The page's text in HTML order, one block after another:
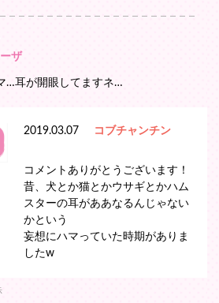
ザ
…耳が開眼してますネ…
2019.03.07 コブチャンチン
コメントありがとうございます！
昔、犬とか猫とかウサギとかハム
スターの耳がああなるんじゃない
かという
妄想にハマっていた時期がありま
したw